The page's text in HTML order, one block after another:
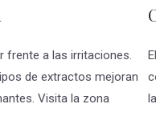
frente a las irritaciones.
de extractos mejoran
Visita la zona